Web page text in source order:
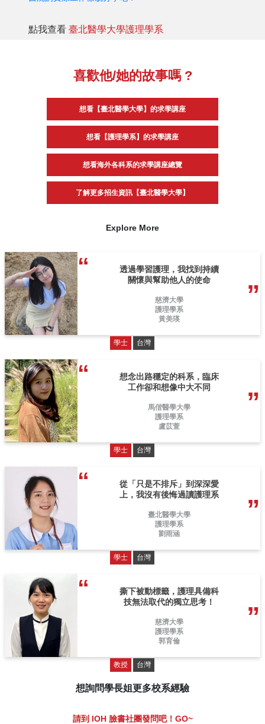
點我查看 臺北醫學大學護理學系
喜歡他/她的故事嗎 ?
想看【臺北醫學大學】的求學講座
想看【護理學系】的求學講座
想看海外各科系的求學講座總覽
了解更多招生資訊【臺北醫學大學】
Explore More
透過學習護理，我找到持續
關懷與幫助他人的使命
慈濟大學
護理學系
黃美瑛
學士 台灣
想念出路穩定的科系，臨床
工作卻和想像中大不同
馬偕醫學大學
護理學系
盧苡萱
學士 台灣
從「只是不排斥」到深深愛
上，我沒有後悔過讀護理系
臺北醫學大學
護理學系
劉雨涵
學士 台灣
撕下被動標籤，護理具備科
技無法取代的獨立思考！
慈濟大學
護理學系
郭育倫
教授 台灣
想詢問學長姐更多校系經驗
請到 IOH 臉書社團發問吧！GO~